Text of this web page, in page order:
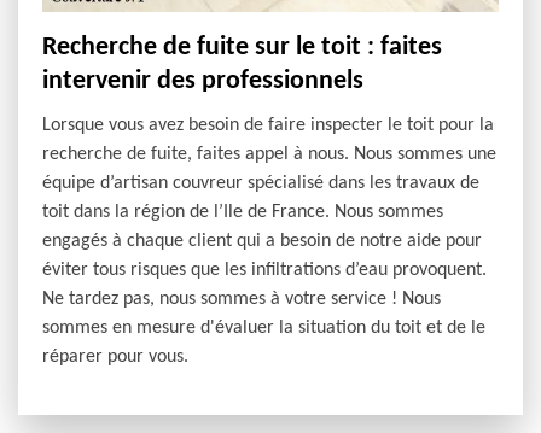
Recherche de fuite sur le toit : faites
intervenir des professionnels
Lorsque vous avez besoin de faire inspecter le toit pour la
recherche de fuite, faites appel à nous. Nous sommes une
équipe d’artisan couvreur spécialisé dans les travaux de
toit dans la région de l’Ile de France. Nous sommes
engagés à chaque client qui a besoin de notre aide pour
éviter tous risques que les infiltrations d’eau provoquent.
Ne tardez pas, nous sommes à votre service ! Nous
sommes en mesure d'évaluer la situation du toit et de le
réparer pour vous.